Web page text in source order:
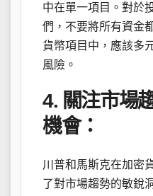
中在單一項目。對於
們，不要將所有資金
貨幣項目中，應該多
風險。
4. 關注市場
機會：
川普和馬斯克在加密
了對市場趨勢的敏銳